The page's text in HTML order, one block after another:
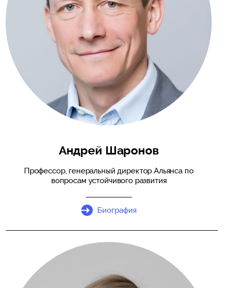
Андрей Шаронов
Профессор, генеральный директор Альянса по
вопросам устойчивого развития
Биография